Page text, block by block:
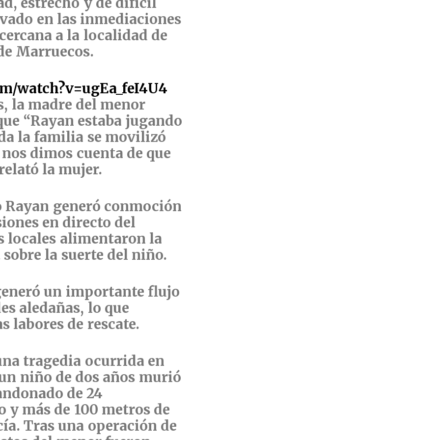
en las inmediaciones
a la localidad de
Marruecos.
watch?v=ugEa_feI4U4
la madre del menor
“Rayan estaba jugando
la familia se movilizó
dimos cuenta de que
la mujer.
generó conmoción
en directo del
locales alimentaron la
sobre la suerte del niño.
un importante flujo
aledañas, lo que
labores de rescate.
tragedia ocurrida en
niño de dos años murió
de 24
más de 100 metros de
Tras una operación de